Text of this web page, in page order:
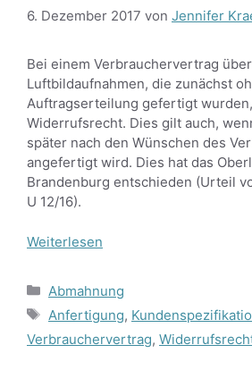
6. Dezember 2017 von Jennifer
Bei einem Verbrauchervertrag über
Luftbildaufnahmen, die zunächst
Auftragserteilung gefertigt
Widerrufsrecht. Dies gilt auch,
später nach den Wünschen des
angefertigt wird. Dies hat das
Brandenburg entschieden (Urteil
U 12/16).
Weiterlesen
Kategorien
Abmahnung
Schlagwörter
Anfertigung,
Verbrauchervertrag,